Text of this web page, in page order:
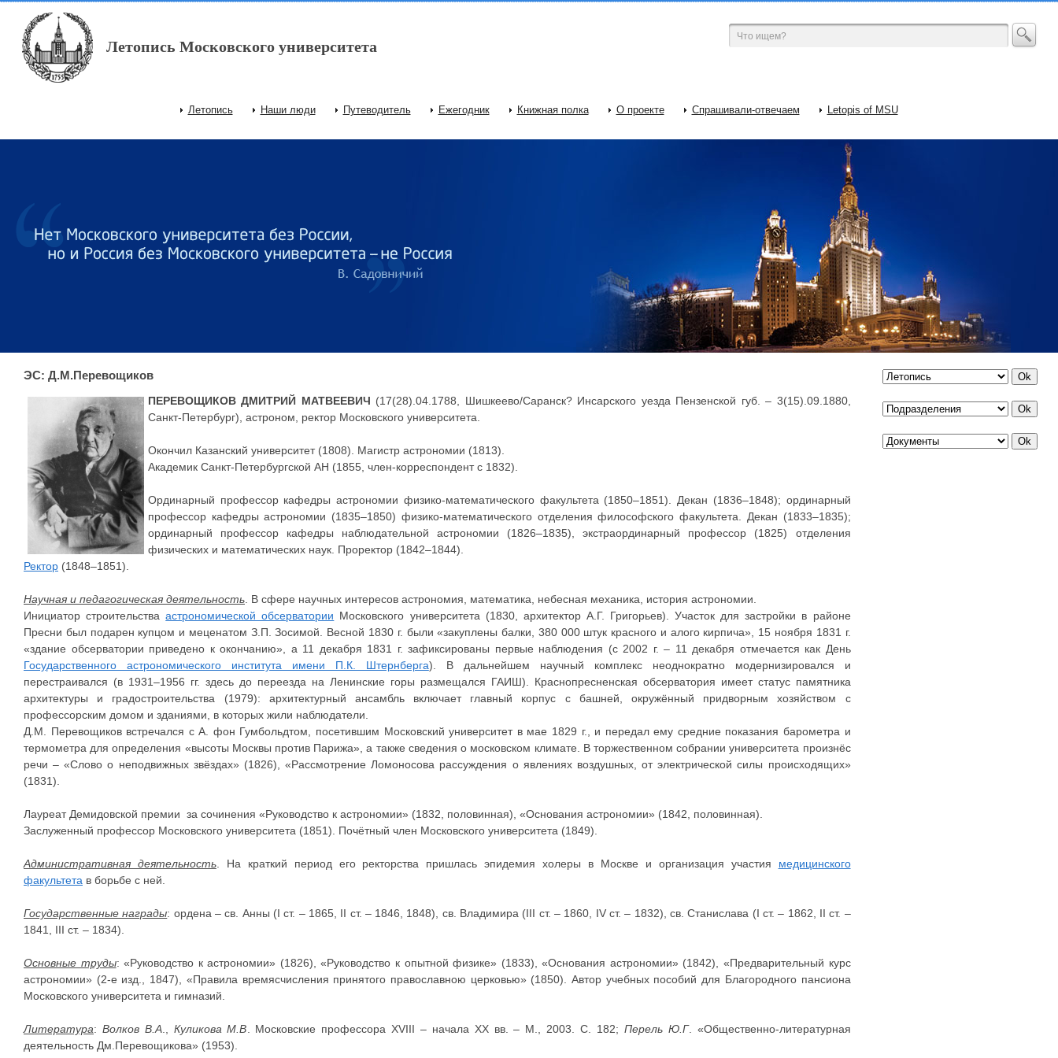
Перейти к основному содержанию
Летопись Московского университета
Главное меню
Летопись Наши люди Путеводитель Ежегодник Книжная полка О проекте Спрашивали-отвечаем Letopis of MSU
ЭС: Д.М.Перевощиков
ПЕРЕВОЩИКОВ ДМИТРИЙ МАТВЕЕВИЧ (17(28).04.1788, Шишкеево/Саранск? Инсарского уезда Пензенской губ. – 3(15).09.1880,
Санкт-Петербург), астроном, ректор Московского университета.
Окончил Казанский университет (1808). Магистр астрономии (1813).
Академик Санкт-Петербургской АН (1855, член-корреспондент с 1832).
Ординарный профессор кафедры астрономии физико-математического факультета (1850–1851). Декан (1836–1848); ординарный
профессор кафедры астрономии (1835–1850) физико-математического отделения философского факультета. Декан (1833–1835);
ординарный профессор кафедры наблюдательной астрономии (1826–1835), экстраординарный профессор (1825) отделения
физических и математических наук. Проректор (1842–1844).
Ректор (1848–1851).
Научная и педагогическая деятельность . В сфере научных интересов астрономия, математика, небесная механика, история астрономии.
Инициатор строительстваастрономической обсерватории Московского университета (1830, архитектор А.Г. Григорьев). Участок для застройки в районе
Пресни был подарен купцом и меценатом З.П. Зосимой. Весной 1830 г. были «закуплены балки, 380 000 штук красного и алого кирпича», 15 ноября 1831 г.
«здание обсерватории приведено к окончанию», а 11 декабря 1831 г. зафиксированы первые наблюдения (с 2002 г. – 11 декабря отмечается как День
Государственного астрономического института имени П.К. Штернберга). В дальнейшем научный комплекс неоднократно модернизировался и
перестраивался (в 1931–1956 гг. здесь до переезда на Ленинские горы размещался ГАИШ). Краснопресненская обсерватория имеет статус памятника
архитектуры и градостроительства (1979): архитектурный ансамбль включает главный корпус с башней, окружённый придворным хозяйством с
профессорским домом и зданиями, в которых жили наблюдатели.
Д.М. Перевощиков встречался с А. фон Гумбольдтом, посетившим Московский университет в мае 1829 г., и передал ему средние показания барометра и
термометра для определения «высоты Москвы против Парижа», а также сведения о московском климате. В торжественном собрании университета произнёс
речи – «Слово о неподвижных звёздах» (1826), «Рассмотрение Ломоносова рассуждения о явлениях воздушных, от электрической силы происходящих»
(1831).
Лауреат Демидовской премии за сочинения «Руководство к астрономии» (1832, половинная), «Основания астрономии» (1842, половинная).
Заслуженный профессор Московского университета (1851). Почётный член Московского университета (1849).
Административная деятельность. На краткий период его ректорства пришлась эпидемия холеры в Москве и организация участия медицинского
факультета в борьбе с ней.
Государственные награды: ордена – св. Анны (I ст. – 1865, II ст. – 1846, 1848), св. Владимира (III ст. – 1860, IV ст. – 1832), св. Станислава (I ст. – 1862, II ст. –
1841, III ст. – 1834).
Основные труды: «Руководство к астрономии» (1826), «Руководство к опытной физике» (1833), «Основания астрономии» (1842), «Предварительный курс
астрономии» (2-е изд., 1847), «Правила времясчисления принятого православною церковью» (1850). Автор учебных пособий для Благородного пансиона
Московского университета и гимназий.
Литература: Волков В.А., Куликова М.В . Московские профессора XVIII – начала XX вв. – М., 2003. С. 182; Перель Ю.Г. «Общественно-литературная
деятельность Дм.Перевощикова» (1953).